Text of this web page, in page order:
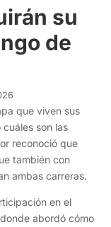
su
de
que viven sus
son las
reconoció que
también con
ambas carreras.
en el
abordó cómo